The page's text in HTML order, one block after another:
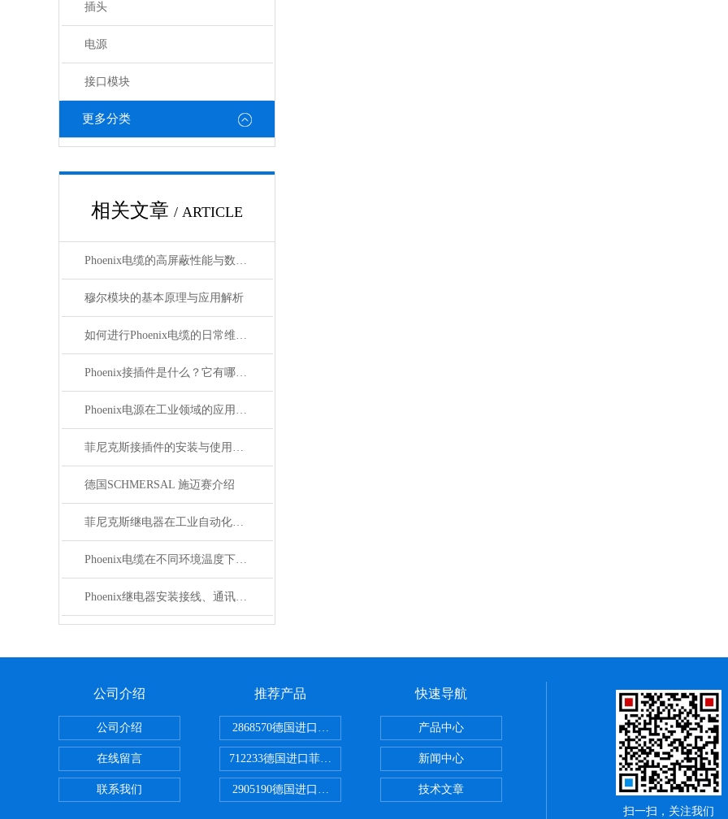
插头
电源
接口模块
更多分类
相关文章 / ARTICLE
Phoenix电缆的高屏蔽性能与数据传输优势
穆尔模块的基本原理与应用解析
如何进行Phoenix电缆的日常维护和保养？
Phoenix接插件是什么？它有哪些分类？
Phoenix电源在工业领域的应用与优势
菲尼克斯接插件的安装与使用技巧
德国SCHMERSAL 施迈赛介绍
菲尼克斯继电器在工业自动化中的作用
Phoenix电缆在不同环境温度下的性能表现如何？
Phoenix继电器安装接线、通讯集成与故障诊断指南
公司介绍
公司介绍
在线留言
联系我们
推荐产品
2868570德国进口菲尼克斯电源
712233德国进口菲尼克斯断路器
2905190德国进口菲尼克斯继电器
快速导航
产品中心
新闻中心
技术文章
扫一扫，关注我们